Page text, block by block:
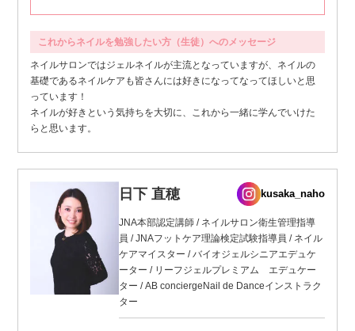
これからネイルを勉強したい方（生徒）へのメッセージ
ネイルサロンではジェルネイルが主流となっていますが、ネイルの
基礎であるネイルケアも皆さんには好きになってなってほしいと思
っています！
ネイルが好きという気持ちを大切に、これから一緒に学んでいけた
らと思います。
日下 直穂 kusaka_naho
JNA本部認定講師 / ネイルサロン衛生管理指導
員 / JNAフットケア理論検定試験指導員 / ネイル
ケアマイスター / バイオジェルシニアエデュケ
ーター / リーフジェルプレミアム エデュケー
ター / AB conciergeNail de Danceインストラク
ター